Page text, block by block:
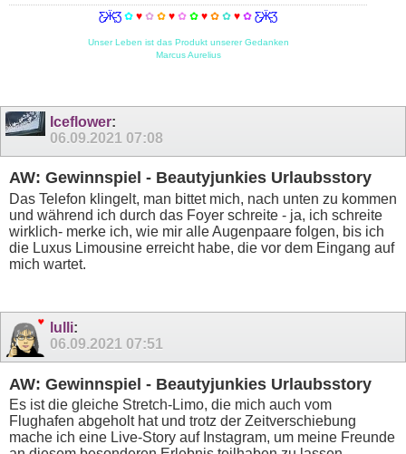
Ƹ̵̡Ӝ̵̨̄Ʒ ✿♥✿ ✿ ♥✿✿♥✿✿♥✿Ƹ̵̡Ӝ̵̨̄Ʒ
Unser Leben ist das Produkt unserer Gedanken
Marcus Aurelius
Iceflower:
06.09.2021 07:08
AW: Gewinnspiel - Beautyjunkies Urlaubsstory
Das Telefon klingelt, man bittet mich, nach unten zu kommen
und während ich durch das Foyer schreite - ja, ich schreite
wirklich- merke ich, wie mir alle Augenpaare folgen, bis ich
die Luxus Limousine erreicht habe, die vor dem Eingang auf
mich wartet.
lulli:
06.09.2021 07:51
AW: Gewinnspiel - Beautyjunkies Urlaubsstory
Es ist die gleiche Stretch-Limo, die mich auch vom
Flughafen abgeholt hat und trotz der Zeitverschiebung
mache ich eine Live-Story auf Instagram, um meine Freunde